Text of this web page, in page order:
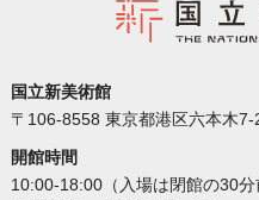
国立新美術館
〒106-8558 東京都港区六本木7-
開館時間
10:00-18:00（入場は閉館の30分